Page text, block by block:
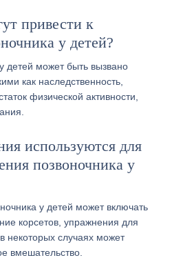
привести к
у детей?
детей может быть вызвано
как наследственность,
физической активности,
используются для
позвоночника у
у детей может включать
корсетов, упражнения для
случаях может
вмешательство.